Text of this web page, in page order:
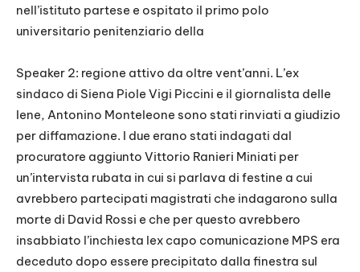
nell’istituto partese e ospitato il primo polo
universitario penitenziario della
Speaker 2: regione attivo da oltre vent’anni. L’ex
sindaco di Siena Piole Vigi Piccini e il giornalista delle
Iene, Antonino Monteleone sono stati rinviati a giudizio
per diffamazione. I due erano stati indagati dal
procuratore aggiunto Vittorio Ranieri Miniati per
un’intervista rubata in cui si parlava di festine a cui
avrebbero partecipati magistrati che indagarono sulla
morte di David Rossi e che per questo avrebbero
insabbiato l’inchiesta lex capo comunicazione MPS era
deceduto dopo essere precipitato dalla finestra sul